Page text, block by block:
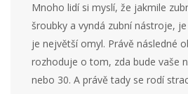
Mnoho lidí si myslí, že jakmile
šroubky a vyndá zubní nástroje,
je největší omyl. Právě následné
rozhoduje o tom, zda bude vaše
nebo 30. A právě tady se rodí